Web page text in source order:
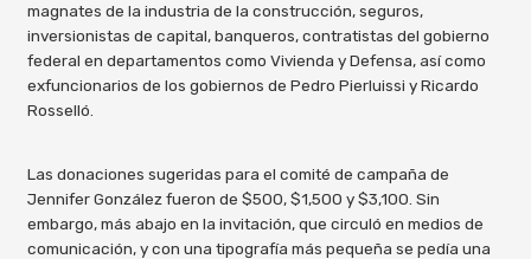
magnates de la industria de la construcción, seguros,
inversionistas de capital, banqueros, contratistas del gobierno
federal en departamentos como Vivienda y Defensa, así como
exfuncionarios de los gobiernos de Pedro Pierluissi y Ricardo
Rosselló.
Las donaciones sugeridas para el comité de campaña de
Jennifer González fueron de $500, $1,500 y $3,100. Sin
embargo, más abajo en la invitación, que circuló en medios de
comunicación, y con una tipografía más pequeña se pedía una